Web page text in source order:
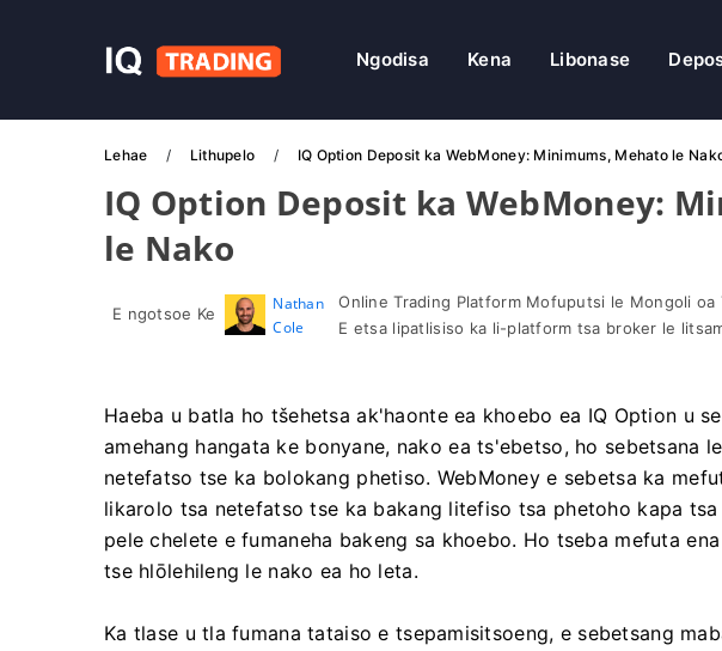
Ngodisa Kena Libonase
Lehae Lithupelo IQ Option Deposit ka WebMoney: Minimums, Mehato le
IQ Option Deposit ka WebMoney:
le Nako
E ngotsoe Ke
Nathan
Cole
Online Trading Platform Mofuputsi le Mongoli oa
E etsa lipatlisiso ka li-platform tsa broker le
Haeba u batla ho tšehetsa ak'haonte ea khoebo ea IQ Option u
amehang hangata ke bonyane, nako ea ts'ebetso, ho sebetsana
netefatso tse ka bolokang phetiso. WebMoney e sebetsa ka
likarolo tsa netefatso tse ka bakang litefiso tsa phetoho kapa
pele chelete e fumaneha bakeng sa khoebo. Ho tseba mefuta
tse hlōlehileng le nako ea ho leta.
Ka tlase u tla fumana tataiso e tsepamisitsoeng, e sebetsang